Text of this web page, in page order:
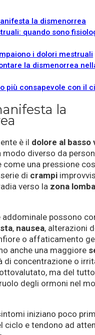
la dismenorrea
quando sono
i dolori mestruali
la dismenorrea
più consapevole con il
la
è il dolore al basso
modo diverso da
come una pressione
di crampi
verso la zona
possono
, nausea, alterazioni
o affaticamento
anche una maggiore
di concentrazione o
ma del
degli ormoni nel
iniziano poco
ciclo e tendono ad